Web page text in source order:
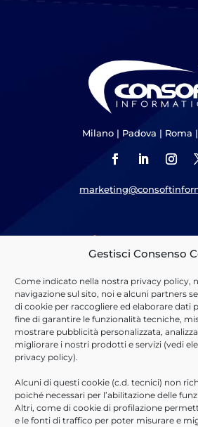
Gestisci Consenso
Come indicato nella nostra privacy policy,
navigazione sul sito, noi e alcuni partners
di cookie per raccogliere ed elaborare dati
fine di garantire le funzionalità tecniche,
mostrare pubblicità personalizzata,
migliorare i nostri prodotti e servizi (vedi
privacy policy).
Alcuni di questi cookie (c.d. tecnici) non
poiché necessari per l’abilitazione delle
Altri, come di cookie di profilazione
e le fonti di traffico per poter misurare e
Milano | Padova | Roma |
Cosa Offriamo
Sosteniamo il percorso di Digital
clienti implementando soluzioni basate
tecnologiche leader di mercato,
ed erogando servizi professionali di
Scopri di più
Lavora con noi